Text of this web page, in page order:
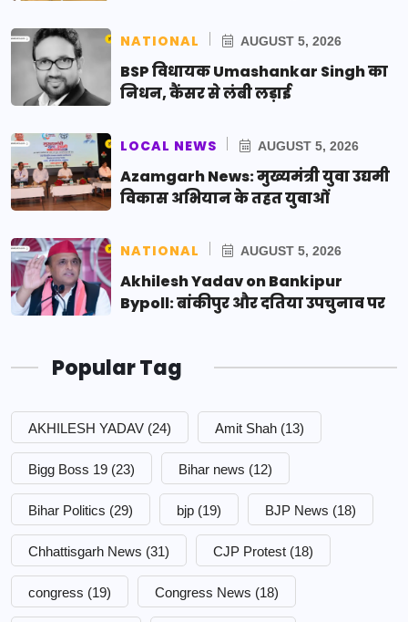
NATIONAL AUGUST 5, 2026
BSP विधायक Umashankar Singh का
निधन, कैंसर से लंबी लड़ाई
LOCAL NEWS AUGUST 5, 2026
Azamgarh News: मुख्यमंत्री युवा उद्यमी
विकास अभियान के तहत युवाओं
NATIONAL AUGUST 5, 2026
Akhilesh Yadav on Bankipur
Bypoll: बांकीपुर और दतिया उपचुनाव पर
Popular Tag
AKHILESH YADAV (24) Amit Shah (13)
Bigg Boss 19 (23) Bihar news (12)
Bihar Politics (29) bjp (19) BJP News (18)
Chhattisgarh News (31) CJP Protest (18)
congress (19) Congress News (18)